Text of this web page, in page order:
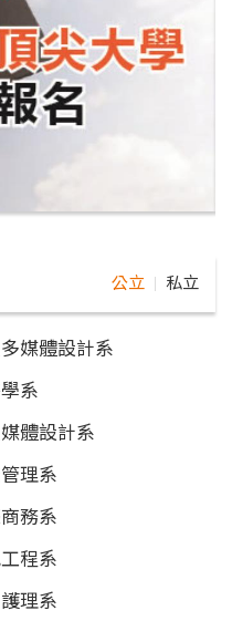
公立 私立
媒體設計系
系
體設計系
理系
務系
程系
理系